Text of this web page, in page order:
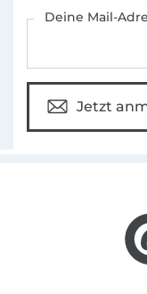
Deine Mail-
Jetzt